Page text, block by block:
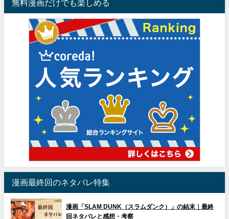
無料漫画だけでも楽しめる
漫画最終回のネタバレ特集
漫画「SLAM DUNK（スラムダンク）」の結末｜最終
回ネタバレと感想・考察